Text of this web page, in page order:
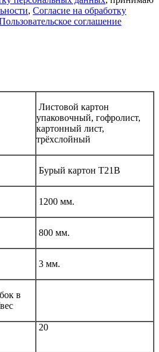
, Согласие на обработку
соглашение
Листовой картон
упаковочный, гофролист,
картонный лист,
трёхслойный
Бурый картон Т21В
1200 мм.
800 мм.
3 мм.
в
20